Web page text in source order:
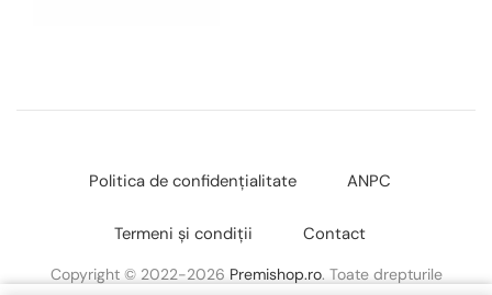
Politica de confidențialitate ANPC
Termeni și condiții Contact
Copyright © 2022-2026 Premishop.ro. Toate drepturile